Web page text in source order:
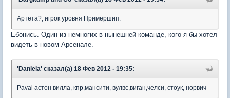
Артета?, игрок уровня Примершип.
Ебонись. Один из немногих в нынешней команде, кого я бы хотел
видеть в новом Арсенале.
'Daniela' сказал(а) 18 Фев 2012 - 19:35:
Paval астон вилла, кпр,мансити, вулвс,виган,челси, стоук, норвич